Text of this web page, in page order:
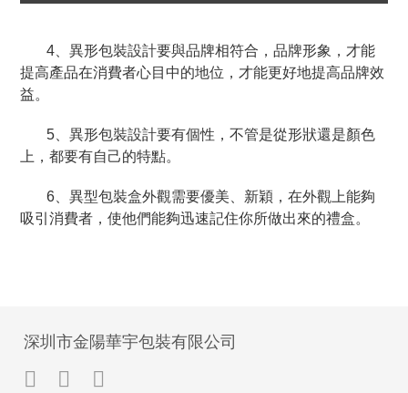
4、異形包裝設計要與品牌相符合，品牌形象，才能
提高產品在消費者心目中的地位，才能更好地提高品牌效
益。
5、異形包裝設計要有個性，不管是從形狀還是顏色
上，都要有自己的特點。
6、異型包裝盒外觀需要優美、新穎，在外觀上能夠
吸引消費者，使他們能夠迅速記住你所做出來的禮盒。
深圳市金陽華宇包裝有限公司